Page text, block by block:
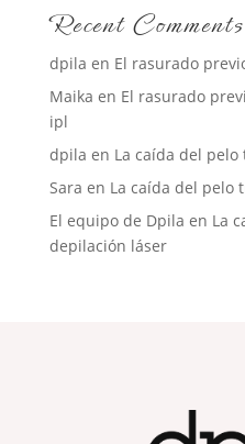
Recent Comments
dpila en El rasurado
Maika en El rasurado
ipl
dpila en La caída del
Sara en La caída del pelo
El equipo de Dpila en La
depilación láser